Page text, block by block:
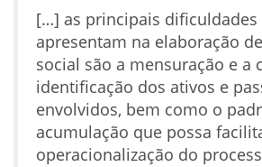
[…] as principais dificuldades
apresentam na elaboração
social são a mensuração e a
identificação dos ativos e
envolvidos, bem como o
acumulação que possa
operacionalização do